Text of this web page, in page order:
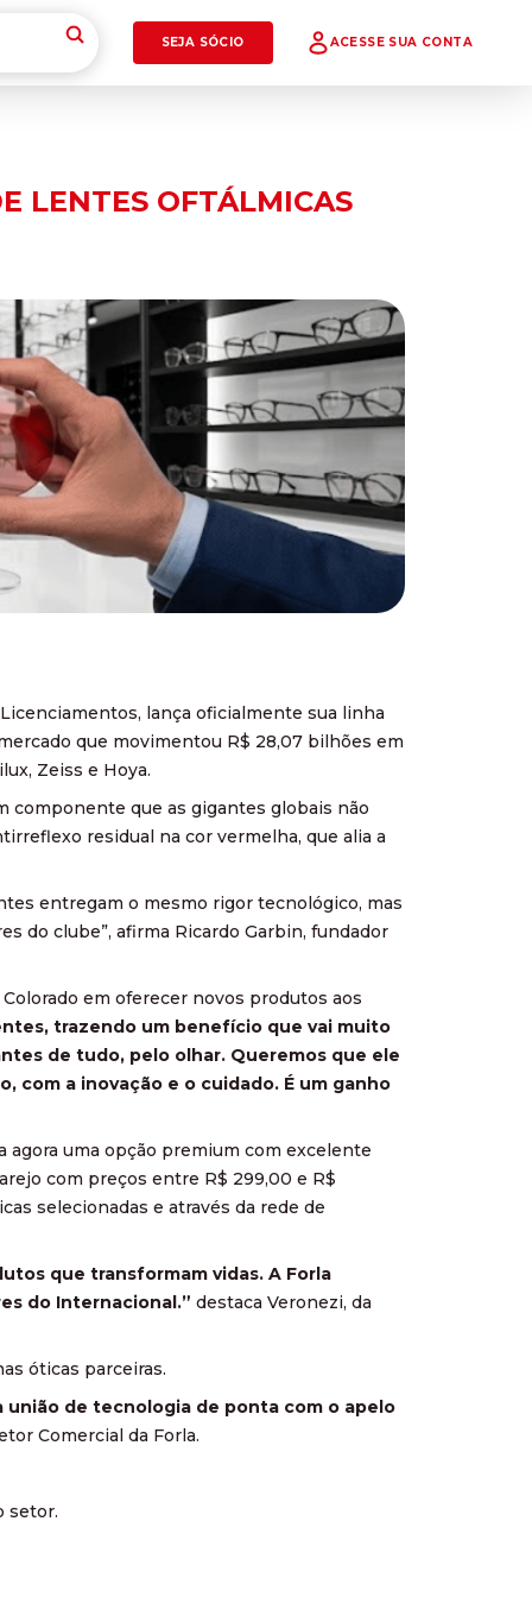
SEJA SÓCIO ACESSE SUA CONTA
LENTES OFTÁLMICAS
lança oficialmente sua linha
que movimentou R$ 28,07 bilhões em
Zeiss e Hoya.
componente que as gigantes globais não
residual na cor vermelha, que alia a
entregam o mesmo rigor tecnológico, mas
do clube”, afirma Ricardo Garbin, fundador
em oferecer novos produtos aos
trazendo um benefício que vai muito
de tudo, pelo olhar. Queremos que ele
com a inovação e o cuidado. É um ganho
agora uma opção premium com excelente
com preços entre R$ 299,00 e R$
selecionadas e através da rede de
que transformam vidas. A Forla
do Internacional.” destaca Veronezi, da
óticas parceiras.
de tecnologia de ponta com o apelo
Comercial da Forla.
setor.